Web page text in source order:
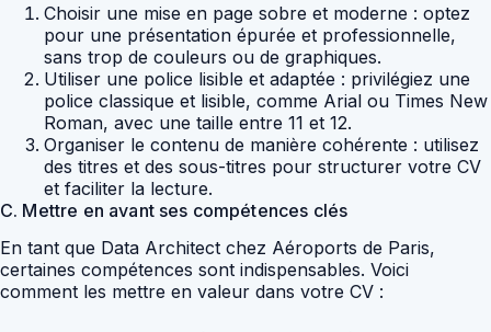
Choisir une mise en page sobre et moderne : optez
pour une présentation épurée et professionnelle,
sans trop de couleurs ou de graphiques.
Utiliser une police lisible et adaptée : privilégiez une
police classique et lisible, comme Arial ou Times New
Roman, avec une taille entre 11 et 12.
Organiser le contenu de manière cohérente : utilisez
des titres et des sous-titres pour structurer votre CV
et faciliter la lecture.
C. Mettre en avant ses compétences clés
En tant que Data Architect chez Aéroports de Paris,
certaines compétences sont indispensables. Voici
comment les mettre en valeur dans votre CV :